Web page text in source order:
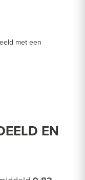
met een
EN